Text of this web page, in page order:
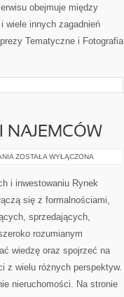
obejmuje między
wiele innych zagadnień
Tematyczne i Fotografia
NAJEMCÓW
PORADY
I
NAJEMCÓW
ZOSTAŁA WYŁĄCZONA
i inwestowaniu Rynek
się z formalnościami,
sprzedających,
rozumianym
wiedzę oraz spojrzeć na
z wielu różnych perspektyw.
nieruchomości. Na stronie